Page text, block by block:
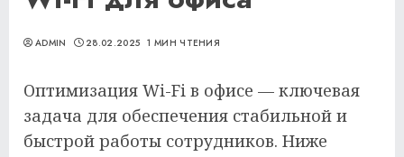
ADMIN 28.02.2025 1 МИН ЧТЕНИЯ
Оптимизация Wi-Fi в офисе — ключевая
задача для обеспечения стабильной и
быстрой работы сотрудников. Ниже